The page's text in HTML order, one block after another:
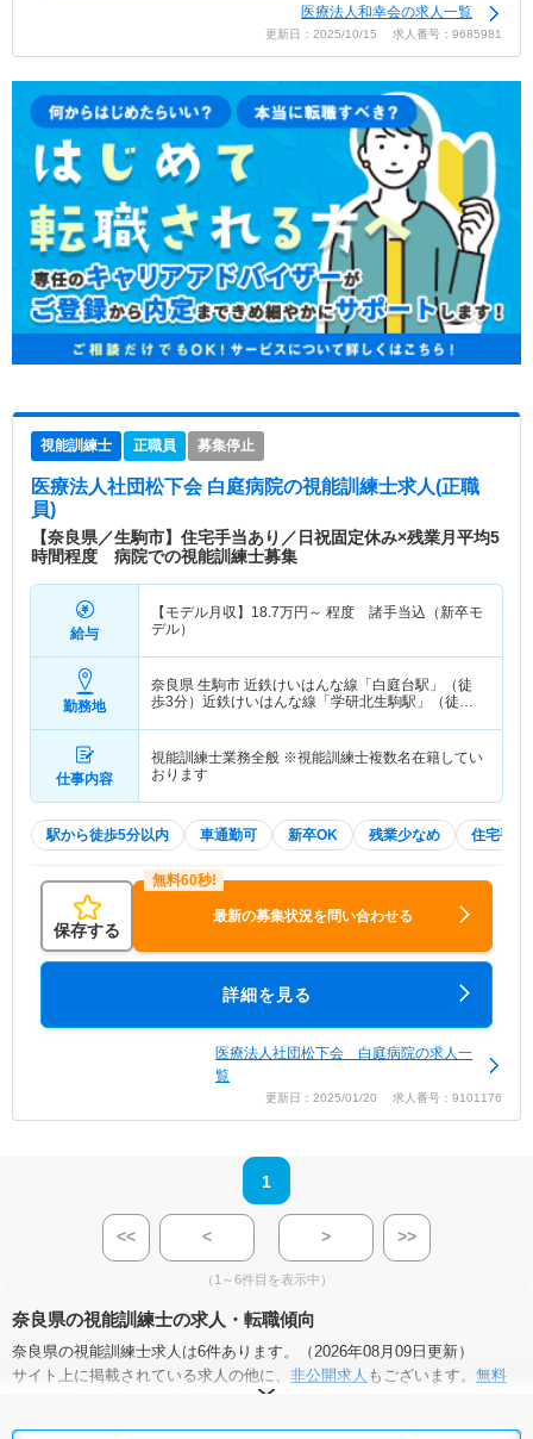
医療法人和幸会の求人一覧
更新日：2025/10/15 求人番号：9685981
視能訓練士 正職員 募集停止
医療法人社団松下会 白庭病院の視能訓練士求人(正職
員)
【奈良県／生駒市】住宅手当あり／日祝固定休み×残業月平均5
時間程度 病院での視能訓練士募集
給与
【モデル月収】 18.7万円～ 程度 諸手当込（新卒モ
デル）
勤務地
奈良県 生駒市 近鉄けいはんな線「白庭台駅」（徒
歩3分）近鉄けいはんな線「学研北生駒駅」（徒歩
仕事内容
視能訓練士業務全般 ※視能訓練士複数名在籍してい
おります
駅から徒歩5分以内 車通勤可 新卒OK 残業少なめ 住宅手当
保存する
最新の募集状況を問い合わせる
詳細を見る
医療法人社団松下会 白庭病院の求人一
覧
更新日：2025/01/20 求人番号：9101176
1
<< < > >>
（1～6件目を表示中）
奈良県の視能訓練士の求人・転職傾向
奈良県の視能訓練士求人は6件あります。（2026年08月09日更新）
サイト上に掲載されている求人の他に、 非公開求人 もございます。 無料
にお申し込みいただくと、全求人からご希望条件に合